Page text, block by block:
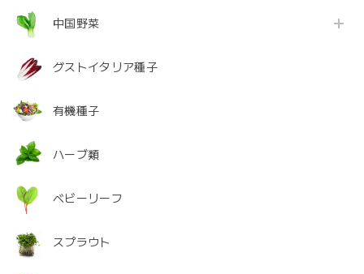
中国野菜
グストイタリア種子
有機種子
ハーブ類
ベビーリーフ
スプラウト